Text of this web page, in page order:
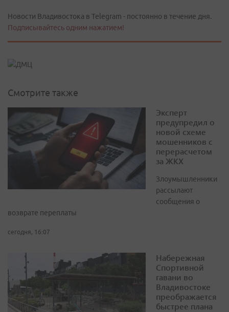
Новости Владивостока в Telegram - постоянно в течение дня.
Подписывайтесь одним нажатием!
Смотрите также
Эксперт
предупредил о
новой схеме
мошенников с
перерасчетом
за ЖКХ
Злоумышленники
рассылают
сообщения о
возврате переплаты
сегодня, 16:07
Набережная
Спортивной
гавани во
Владивостоке
преображается
быстрее плана